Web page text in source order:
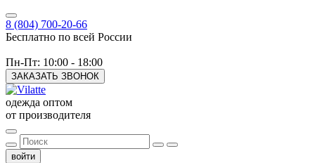
8 (804) 700-20-66
Бесплатно по всей России
Пн-Пт: 10:00 - 18:00
ЗАКАЗАТЬ ЗВОНОК
одежда оптом
от производителя
войти